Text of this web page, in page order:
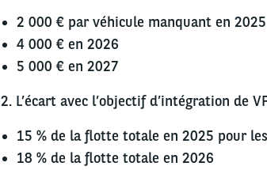
2 000 € par véhicule manquant en 2025
4 000 € en 2026
5 000 € en 2027
2. L’écart avec l’objectif d’intégration de
15 % de la flotte totale en 2025 pour
18 % de la flotte totale en 2026